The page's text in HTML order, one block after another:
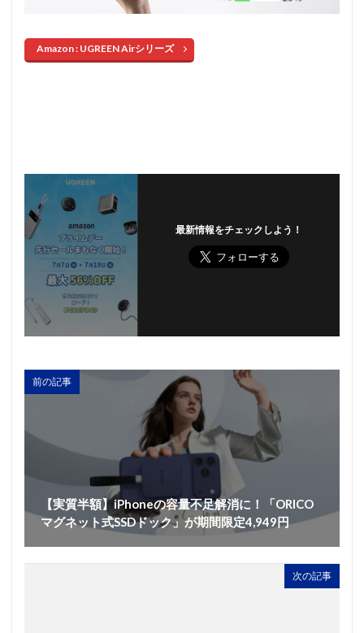
Amazon : UGREEN Airシリーズ
最新情報をチェックしよう！
前の記事
【実質半額】iPhoneの容量不足解消に！「ORICO
マグネット式SSDドック」が期間限定4,949円
次の記事